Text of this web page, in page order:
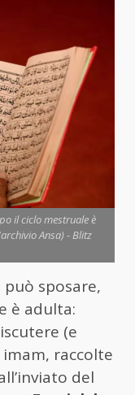
il ciclo mestruale è
Ansa) - Blitz
può sposare,
è adulta:
(e
raccolte
del